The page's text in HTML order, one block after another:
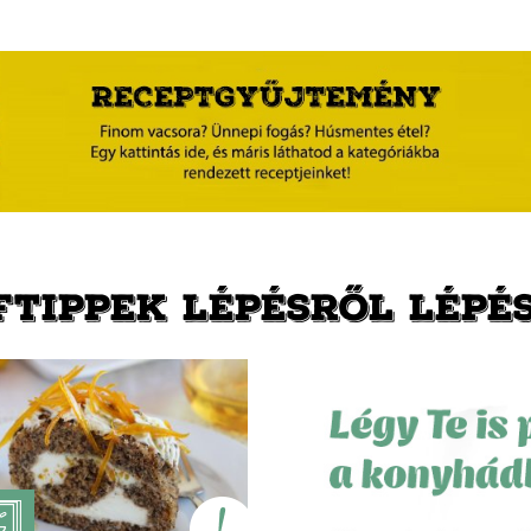
LÉPÉSRŐL